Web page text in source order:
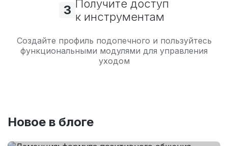
3 Получите доступ
к инструментам
Создайте профиль подопечного и пользуйтесь
функциональными модулями для управления
уходом
Новое в блоге